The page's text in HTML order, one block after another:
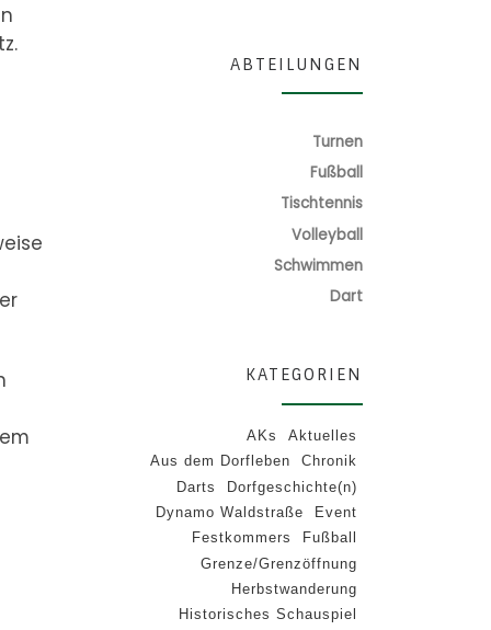
ABTEILUNGEN
Turnen
Fußball
Tischtennis
Volleyball
Schwimmen
Dart
KATEGORIEN
AKs
Aktuelles
Aus dem Dorfleben
Chronik
Darts
Dorfgeschichte(n)
Dynamo Waldstraße
Event
Festkommers
Fußball
Grenze/Grenzöffnung
Herbstwanderung
Historisches Schauspiel